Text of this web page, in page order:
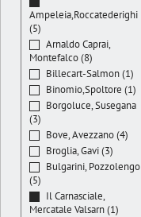
Ampeleia,Roccatederighi
(5)
Arnaldo Caprai,
Montefalco (8)
Billecart-Salmon (1)
Binomio,Spoltore (1)
Borgoluce, Susegana
(3)
Bove, Avezzano (4)
Broglia, Gavi (3)
Bulgarini, Pozzolengo
(5)
Il Carnasciale,
Mercatale Valsarn (1)